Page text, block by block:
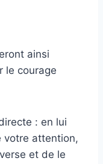
ainsi
le courage
: en lui
votre attention,
et de le